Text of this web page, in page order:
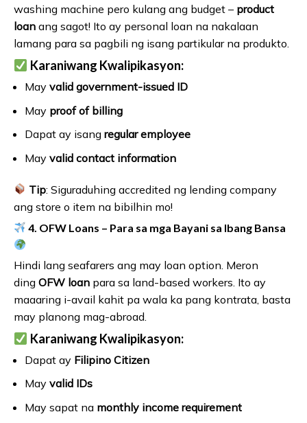
washing machine pero kulang ang budget – product
loan ang sagot! Ito ay personal loan na nakalaan
lamang para sa pagbili ng isang partikular na produkto.
Karaniwang Kwalipikasyon:
May valid government-issued ID
May proof of billing
Dapat ay isang regular employee
May valid contact information
Tip: Siguraduhing accredited ng lending company
ang store o item na bibilhin mo!
4. OFW Loans – Para sa mga Bayani sa Ibang Bansa
Hindi lang seafarers ang may loan option. Meron
ding OFW loan para sa land-based workers. Ito ay
maaaring i-avail kahit pa wala ka pang kontrata, basta
may planong mag-abroad.
Karaniwang Kwalipikasyon:
Dapat ay Filipino Citizen
May valid IDs
May sapat na monthly income requirement